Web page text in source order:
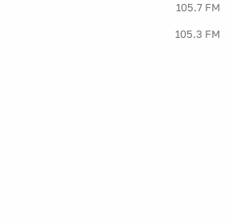
105.7 FM
105.3 FM